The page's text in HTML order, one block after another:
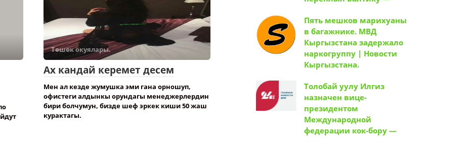
Төшөк окуялары.
Ах кандай керемет десем
Мен ал кезде жумушка эми гана орношуп,
офистеги алдынкы орундагы менеджерлердин
бири болчумун, бизде шеф эркек киши 50 жаш
курактагы.
Пять мешков марихуаны
в багажнике. МВД
Кыргызстана задержало
наркогруппу | Новости
Кыргызстана.
Толобай уулу Илгиз
назначен вице-
президентом
Международной
федерации кок-бору —